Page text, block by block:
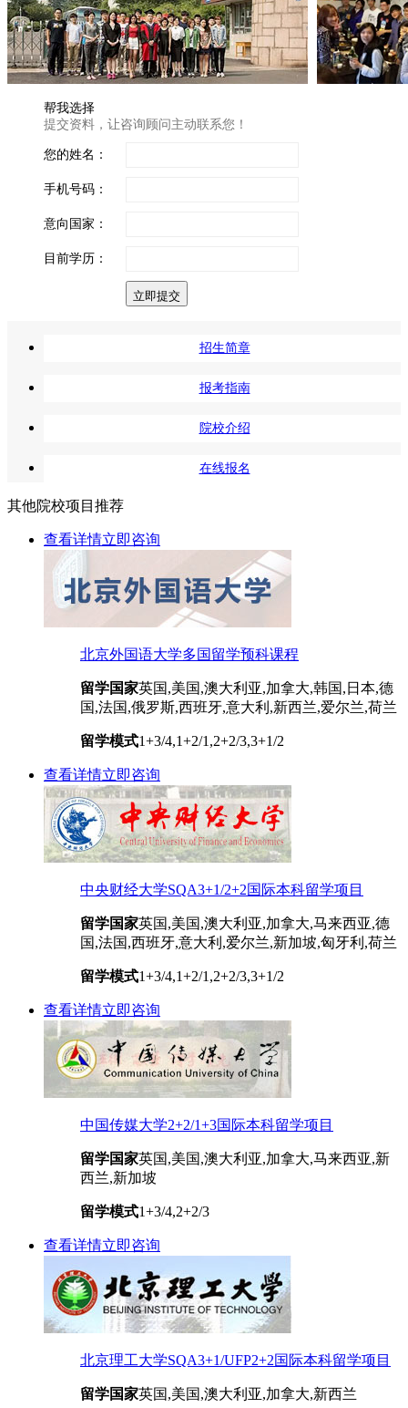
帮我选择
提交资料，让咨询顾问主动联系您！
您的姓名：
手机号码：
意向国家：
目前学历：
立即提交
招生简章
报考指南
院校介绍
在线报名
其他院校项目推荐
查看详情立即咨询
北京外国语大学多国留学预科课程
留学国家英国,美国,澳大利亚,加拿大,韩国,日本,德
国,法国,俄罗斯,西班牙,意大利,新西兰,爱尔兰,荷兰
留学模式1+3/4,1+2/1,2+2/3,3+1/2
查看详情立即咨询
中央财经大学SQA3+1/2+2国际本科留学项目
留学国家英国,美国,澳大利亚,加拿大,马来西亚,德
国,法国,西班牙,意大利,爱尔兰,新加坡,匈牙利,荷兰
留学模式1+3/4,1+2/1,2+2/3,3+1/2
查看详情立即咨询
中国传媒大学2+2/1+3国际本科留学项目
留学国家英国,美国,澳大利亚,加拿大,马来西亚,新
西兰,新加坡
留学模式1+3/4,2+2/3
查看详情立即咨询
北京理工大学SQA3+1/UFP2+2国际本科留学项目
留学国家英国,美国,澳大利亚,加拿大,新西兰